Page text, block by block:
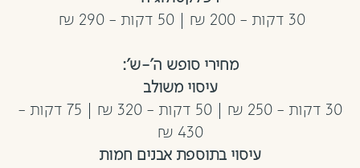
30 דקות - 200 ₪ | 50 דקות - 290 ₪
מחירי סופש ה'-ש':
עיסוי משולב
30 דקות - 250 ₪ | 50 דקות - 320 ₪ | 75 דקות -
430 ₪
עיסוי בתוספת אבנים חמות